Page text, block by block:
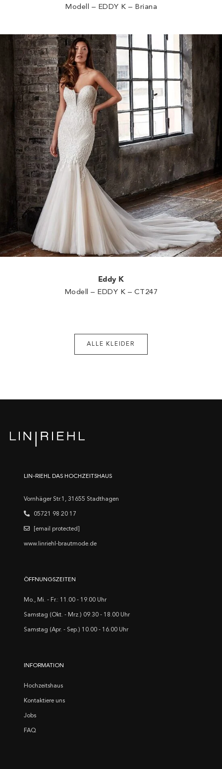
Modell – EDDY K – Briana
Eddy K
Modell – EDDY K – CT247
ALLE KLEIDER
LIN-RIEHL DAS HOCHZEITSHAUS
Vornhäger Str.1, 31655 Stadthagen
05721 98 20 17
[email protected]
www.linriehl-brautmode.de
ÖFFNUNGSZEITEN
Mo., Mi. - Fr.: 11.00 - 19.00 Uhr
Samstag (Okt. - Mrz.) 09.30 - 18.00 Uhr
Samstag (Apr. - Sep.) 10.00 - 16.00 Uhr
INFORMATION
Hochzeitshaus
Kontaktiere uns
Jobs
FAQ